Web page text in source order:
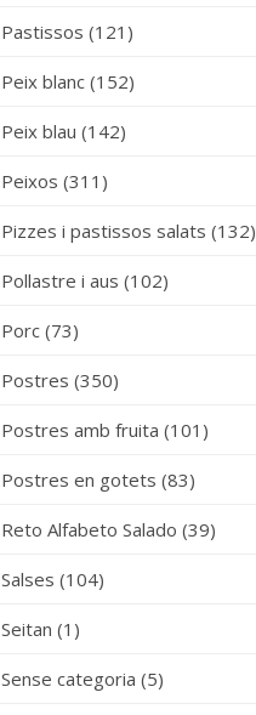
Pastissos (121)
Peix blanc (152)
Peix blau (142)
Peixos (311)
Pizzes i pastissos salats (132)
Pollastre i aus (102)
Porc (73)
Postres (350)
Postres amb fruita (101)
Postres en gotets (83)
Reto Alfabeto Salado (39)
Salses (104)
Seitan (1)
Sense categoria (5)